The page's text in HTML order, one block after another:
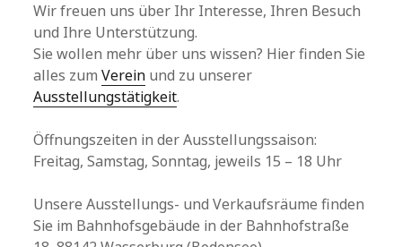
Wir freuen uns über Ihr Interesse, Ihren Besuch
und Ihre Unterstützung.
Sie wollen mehr über uns wissen? Hier finden Sie
alles zumVerein und zu unserer
Ausstellungstätigkeit.
Öffnungszeiten in der Ausstellungssaison:
Freitag, Samstag, Sonntag, jeweils 15 – 18 Uhr
Unsere Ausstellungs- und Verkaufsräume finden
Sie im Bahnhofsgebäude in der Bahnhofstraße